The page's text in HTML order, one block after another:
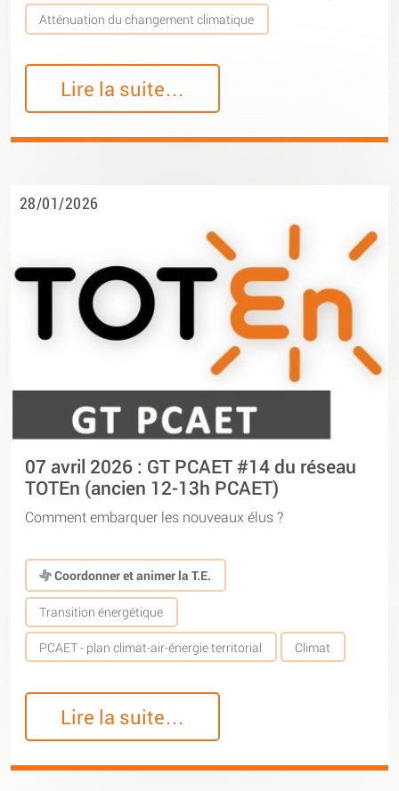
Atténuation du changement climatique
Lire la suite…
28/01/2026
07 avril 2026 : GT PCAET #14 du réseau
TOTEn (ancien 12-13h PCAET)
Comment embarquer les nouveaux élus ?
Coordonner et animer la T.E.
Transition énergétique
PCAET - plan climat-air-énergie territorial Climat
Lire la suite…